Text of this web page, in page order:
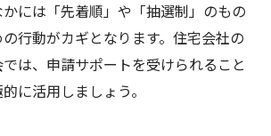
には「先着順」や「抽選制」のもの
行動がカギとなります。住宅会社の
は、申請サポートを受けられること
に活用しましょう。